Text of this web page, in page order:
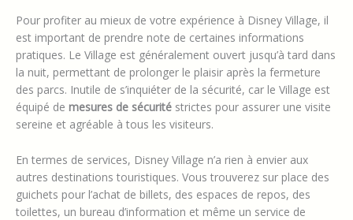
Pour profiter au mieux de votre expérience à Disney Village, il
est important de prendre note de certaines informations
pratiques. Le Village est généralement ouvert jusqu’à tard dans
la nuit, permettant de prolonger le plaisir après la fermeture
des parcs. Inutile de s’inquiéter de la sécurité, car le Village est
équipé de mesures de sécurité strictes pour assurer une visite
sereine et agréable à tous les visiteurs.
En termes de services, Disney Village n’a rien à envier aux
autres destinations touristiques. Vous trouverez sur place des
guichets pour l’achat de billets, des espaces de repos, des
toilettes, un bureau d’information et même un service de